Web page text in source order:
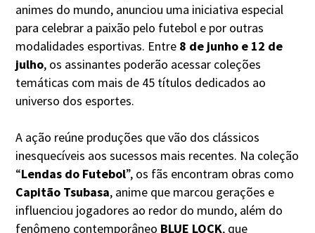
animes do mundo, anunciou uma iniciativa especial
para celebrar a paixão pelo futebol e por outras
modalidades esportivas. Entre 8 de junho e 12 de
julho, os assinantes poderão acessar coleções
temáticas com mais de 45 títulos dedicados ao
universo dos esportes.
A ação reúne produções que vão dos clássicos
inesquecíveis aos sucessos mais recentes. Na coleção
“Lendas do Futebol”, os fãs encontram obras como
Capitão Tsubasa, anime que marcou gerações e
influenciou jogadores ao redor do mundo, além do
fenômeno contemporâneo BLUE LOCK, que